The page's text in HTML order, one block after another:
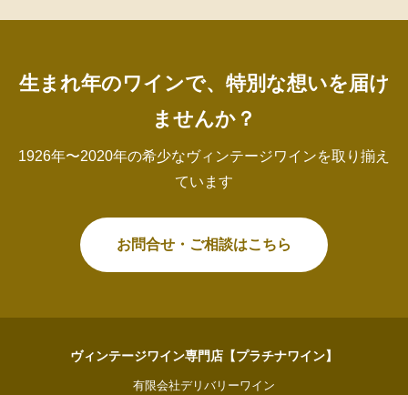
生まれ年のワインで、特別な想いを届け
ませんか？
1926年〜2020年の希少なヴィンテージワインを取り揃え
ています
お問合せ・ご相談はこちら
ヴィンテージワイン専門店【プラチナワイン】
有限会社デリバリーワイン